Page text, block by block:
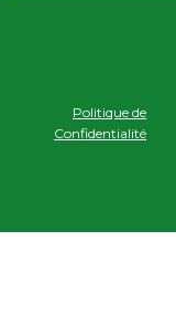
Politique de
Confidentialité